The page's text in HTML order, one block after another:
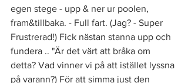
egen stege - upp & ner ur poolen,
fram&tillbaka. - Full fart. (Jag? - Super
Frustrerad!) Fick nästan stanna upp och
fundera .. "Är det värt att bråka om
detta? Vad vinner vi på att istället lyssna
på varann?) För att simma just den